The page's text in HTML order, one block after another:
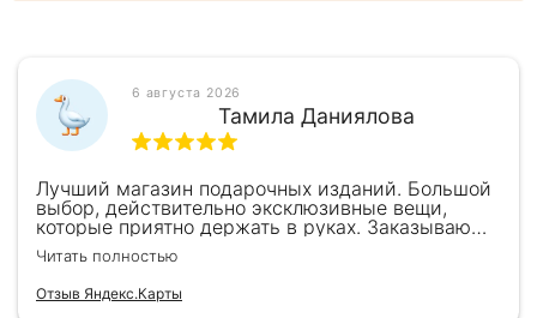
6 августа 2026
Тамила Даниялова
Лучший магазин подарочных изданий. Большой
выбор, действительно эксклюзивные вещи,
которые приятно держать в руках. Заказываю
здесь уже второй раз для бизнес-партнеров,
всегда всё безупречно — от общения с
консультантами до качества самих книг.
Однозначно рекомендую
Читать полностью
Отзыв Яндекс.Карты